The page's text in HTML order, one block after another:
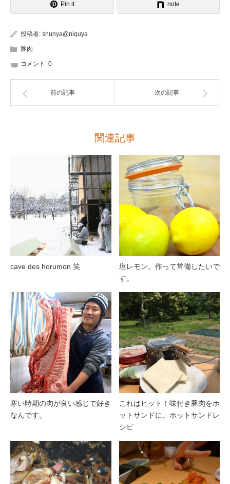
Pin it note
投稿者: shunya@niquya
豚肉
コメント: 0
前の記事 次の記事
関連記事
cave des horumon 笑
塩レモン。作って常備したいで
す。
寒い時期の肉が良い感じで好き
なんです。
これはヒット！味付き豚肉をホ
ットサンドに。ホットサンドレ
シピ